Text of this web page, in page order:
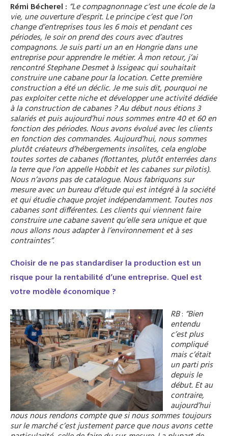
Rémi Bécherel : “Le compagnonnage c’est une école de la
vie, une ouverture d’esprit. Le principe c’est que l’on
change d’entreprises tous les 6 mois et pendant ces
périodes, le soir on prend des cours avec d’autres
compagnons. Je suis parti un an en Hongrie dans une
entreprise pour apprendre le métier. À mon retour, j’ai
rencontré Stephane Desmet à Issigeac qui souhaitait
construire une cabane pour la location. Cette première
construction a été un déclic. Je me suis dit, pourquoi ne
pas exploiter cette niche et développer une activité dédiée
à la construction de cabanes ? Au début nous étions 3
salariés et puis aujourd’hui nous sommes entre 40 et 60 en
fonction des périodes. Nous avons évolué avec les clients
en fonction des commandes. Aujourd’hui, nous sommes
plutôt créateurs d’hébergements insolites, cela englobe
toutes sortes de cabanes (flottantes, plutôt enterrées dans
la terre que l’on appelle Hobbit et les cabanes sur pilotis).
Nous n’avons pas de catalogue. Nous fabriquons sur
mesure avec un bureau d’étude qui est intégré à la société
et qui étudie chaque projet indépendamment. Toutes nos
cabanes sont différentes. Les clients qui viennent faire
construire une cabane savent qu’elle sera unique et que
nous allons nous adapter à l’environnement et à ses
contraintes”.
Choisir de ne pas standardiser la production est un
risque pour la rentabilité d’une entreprise. Quel est
votre modèle économique ?
RB: “Bien
entendu
c’est plus
compliqué
mais c’était
un parti pris
depuis le
début. Et au
contraire,
aujourd’hui
nous nous rendons compte que si nous sommes toujours
sur le marché c’est justement parce que nous avons cette